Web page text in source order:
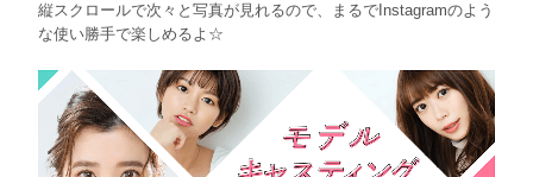
縦スクロールで次々と写真が見れるので、まるでInstagramのよう
な使い勝手で楽しめるよ☆